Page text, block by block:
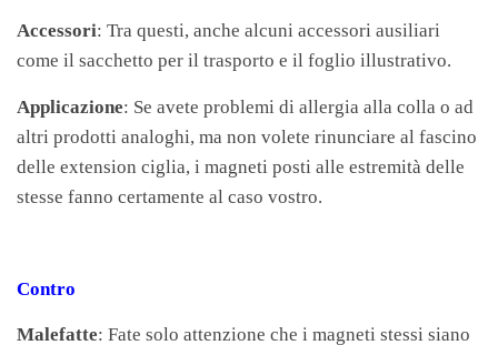
Accessori: Tra questi, anche alcuni accessori ausiliari
come il sacchetto per il trasporto e il foglio illustrativo.
Applicazione: Se avete problemi di allergia alla colla o ad
altri prodotti analoghi, ma non volete rinunciare al fascino
delle extension ciglia, i magneti posti alle estremità delle
stesse fanno certamente al caso vostro.
Contro
Malefatte: Fate solo attenzione che i magneti stessi siano